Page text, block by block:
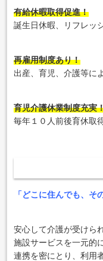
有給休暇取得促進！
誕生日休暇、リフレッ
再雇用制度あり！
出産、育児、介護等に
育児介護休業制度充実
毎年１０人前後育休取
「どこに住んでも、そ
安心して介護が受けら
施設サービスを一元的
連携を密にとり、利用